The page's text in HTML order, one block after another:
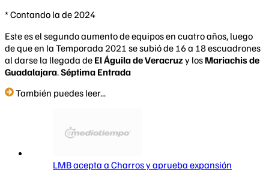
* Contando la de 2024
Este es el segundo aumento de equipos en cuatro años, luego
de que en la Temporada 2021 se subió de 16 a 18 escuadrones
al darse la llegada de El Águila de Veracruzy los Mariachis de
Guadalajara. ​Séptima Entrada
También puedes leer...
LMB acepta a Charros y aprueba expansión